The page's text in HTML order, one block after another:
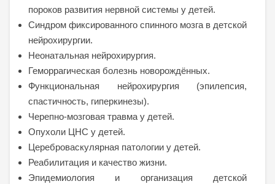
пороков развития нервной системы у детей.
Синдром фиксированного спинного мозга в детской
нейрохирургии.
Неонатальная нейрохирургия.
Геморрагическая болезнь новорождённых.
Функциональная нейрохирургия (эпилепсия,
спастичность, гиперкинезы).
Черепно-мозговая травма у детей.
Опухоли ЦНС у детей.
Цереброваскулярная патологии у детей.
Реабилитация и качество жизни.
Эпидемиология и организация детской